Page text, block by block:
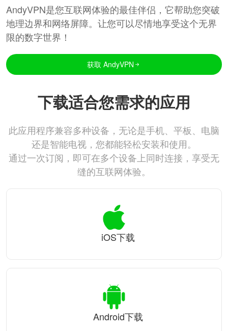
AndyVPN是您互联网体验的最佳伴侣，它帮助您突破
地理边界和网络屏障。让您可以尽情地享受这个无界
限的数字世界！
获取 AndyVPN
下载适合您需求的应用
此应用程序兼容多种设备，无论是手机、平板、电脑
还是智能电视，您都能轻松安装和使用。
通过一次订阅，即可在多个设备上同时连接，享受无
缝的互联网体验。
iOS下载
Android下载